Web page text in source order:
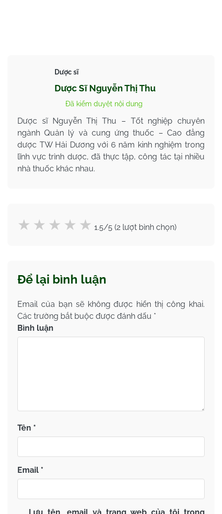
Dược sĩ
Dược Sĩ Nguyễn Thị Thu
Đã kiểm duyệt nội dung
Dược sĩ Nguyễn Thị Thu – Tốt nghiệp chuyên
ngành Quản lý và cung ứng thuốc – Cao đẳng
dược TW Hải Dương với 6 năm kinh nghiệm trong
lĩnh vực trình dược, đã thực tập, công tác tại nhiều
nhà thuốc khác nhau.
1.5/5 (2 lượt bình chọn)
Để lại bình luận
Email của bạn sẽ không được hiển thị công khai.
Các trường bắt buộc được đánh dấu *
Bình luận
Tên *
Email *